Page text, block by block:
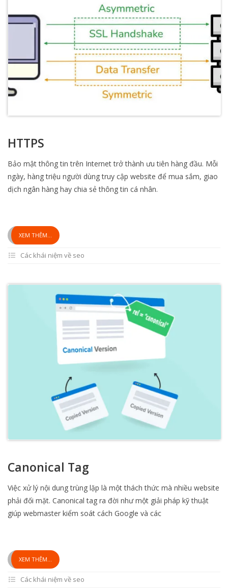
HTTPS
Bảo mật thông tin trên Internet trở thành ưu tiên hàng đầu. Mỗi
ngày, hàng triệu người dùng truy cập website để mua sắm, giao
dịch ngân hàng hay chia sẻ thông tin cá nhân.
XEM THÊM...
Các khái niệm về seo
Canonical Tag
Việc xử lý nội dung trùng lặp là một thách thức mà nhiều website
phải đối mặt. Canonical tag ra đời như một giải pháp kỹ thuật
giúp webmaster kiểm soát cách Google và các
XEM THÊM...
Các khái niệm về seo